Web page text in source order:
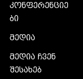
კონფერენციე
ბი
მედია
მედია ჩვენ
შესახებ